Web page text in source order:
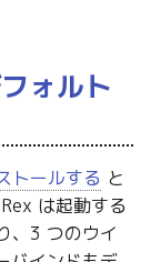
ォルト
トールする と
は起動する
、3 つのウイ